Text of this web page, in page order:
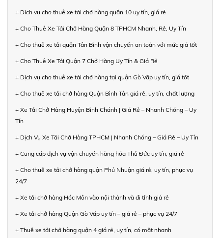
+ Dịch vụ cho thuê xe tải chở hàng quận 10 uy tín, giá rẻ
+ Cho Thuê Xe Tải Chở Hàng Quận 8 TPHCM Nhanh, Rẻ, Uy Tín
+ Cho thuê xe tải quận Tân Bình vận chuyển an toàn với mức giá tốt
+ Cho Thuê Xe Tải Quận 7 Chở Hàng Uy Tín & Giá Rẻ
+ Dịch vụ cho thuê xe tải chở hàng tại quận Gò Vấp uy tín, giá tốt
+ Cho thuê xe tải chở hàng Quận Bình Tân giá rẻ, uy tín, chất lượng
+ Xe Tải Chở Hàng Huyện Bình Chánh | Giá Rẻ – Nhanh Chóng – Uy
Tín
+ Dịch Vụ Xe Tải Chở Hàng TPHCM | Nhanh Chóng – Giá Rẻ – Uy Tín
+ Cung cấp dịch vụ vận chuyển hàng hóa Thủ Đức uy tín, giá rẻ
+ Cho thuê xe tải chở hàng quận Phú Nhuận giá rẻ, uy tín, phục vụ
24/7
+ Xe tải chở hàng Hóc Môn vào nội thành và đi tỉnh giá rẻ
+ Xe tải chở hàng Quận Gò Vấp uy tín – giá rẻ – phục vụ 24/7
+ Thuê xe tải chở hàng quận 4 giá rẻ, uy tín, có mặt nhanh